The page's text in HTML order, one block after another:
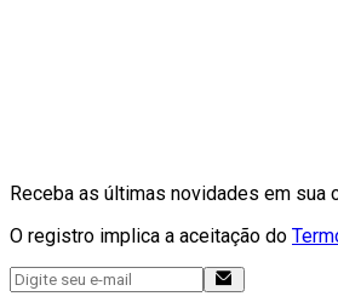
Receba as últimas novidades em sua
O registro implica a aceitação do